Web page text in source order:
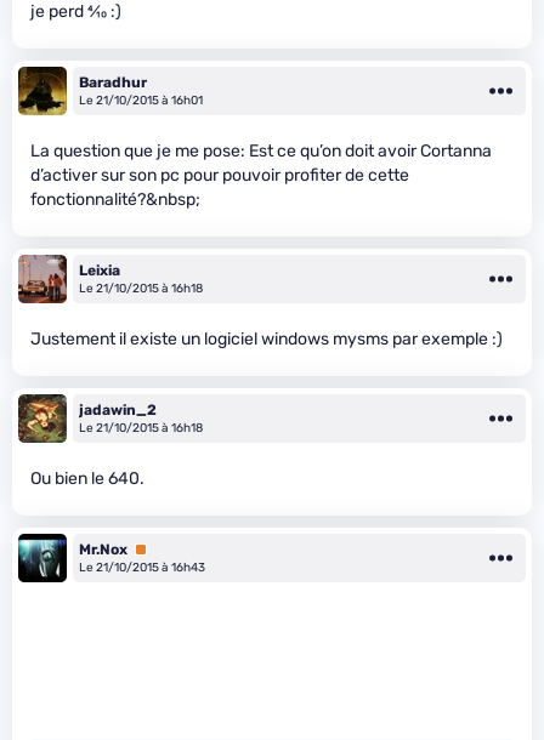
je perd4⁄10 :)
Baradhur
Le 21/10/2015 à 16h01
La question que je me pose: Est ce qu’on doit avoir Cortanna
d’activer sur son pc pour pouvoir profiter de cette
fonctionnalité?&nbsp;
Leixia
Le 21/10/2015 à 16h18
Justement il existe un logiciel windows mysms par exemple :)
jadawin_2
Le 21/10/2015 à 16h18
Ou bien le 640.
Mr.Nox Premium
Le 21/10/2015 à 16h43